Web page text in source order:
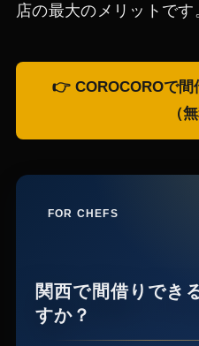
店の最大のメリットです
👉 COROCOROで間
（
FOR CHEFS
関西で間借りでき
すか？